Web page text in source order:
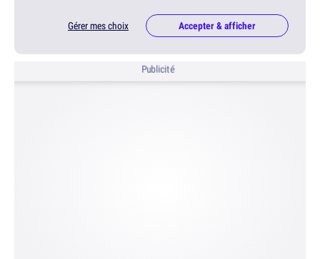
Gérer mes choix Accepter & afficher
Publicité